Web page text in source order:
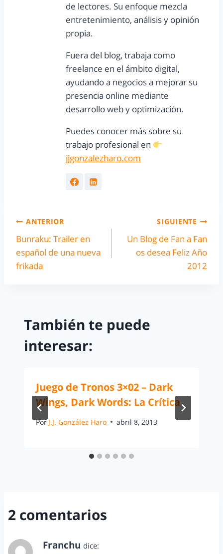
de lectores. Su enfoque mezcla
entretenimiento, análisis y opinión
propia.
Fuera del blog, trabaja como
freelance en el ámbito digital,
ayudando a negocios a mejorar su
presencia online mediante
desarrollo web y optimización.
Puedes conocer más sobre su
trabajo profesional en
jjgonzalezharo.com
ANTERIOR
Bunraku: Trailer en
español de una nueva
frikada
SIGUIENTE
Un Blog de Fan a Fan
os desea Feliz Año
2012
También te puede
interesar:
Juego de Tronos 3×02 – Dark
Wings, Dark Words: La Crítica
Por J.J. González Haro abril 8, 2013
2 comentarios
Franchu dice: